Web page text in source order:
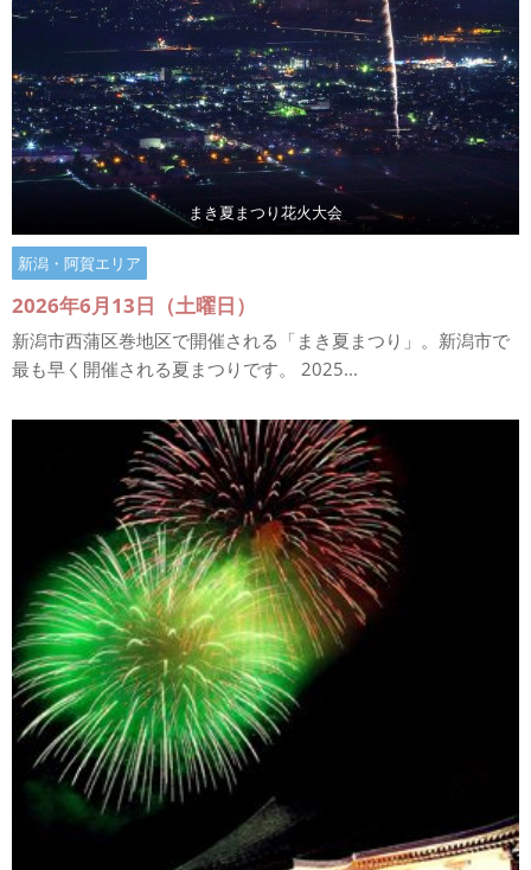
まき夏まつり花火大会
新潟・阿賀エリア
2026年6月13日（土曜日）
新潟市西蒲区巻地区で開催される「まき夏まつり」。新潟市で
最も早く開催される夏まつりです。 2025...